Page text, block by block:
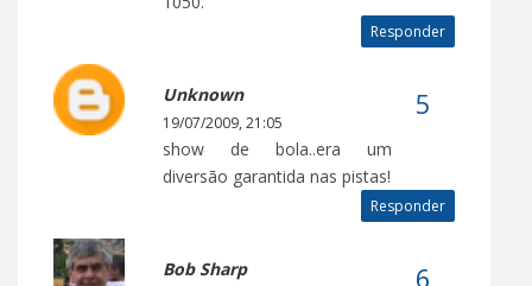
Responder
Unknown
19/07/2009, 21:05
show de bola..era um
diversão garantida nas pistas!
Responder
Bob Sharp